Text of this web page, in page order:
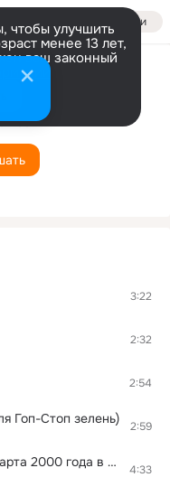
Войти
чтобы улучшить
менее 13 лет,
ваш законный
песни
3:22
2:32
2:54
Гоп-Стоп зелень) 2:59
про 6 роту (29 февраля - 1 марта 2000 года в Чечне 84 бойцов 6-й рота 2-го батальона 104-го воздушно-десантного полка псковской 76-й дивизии) 4:33